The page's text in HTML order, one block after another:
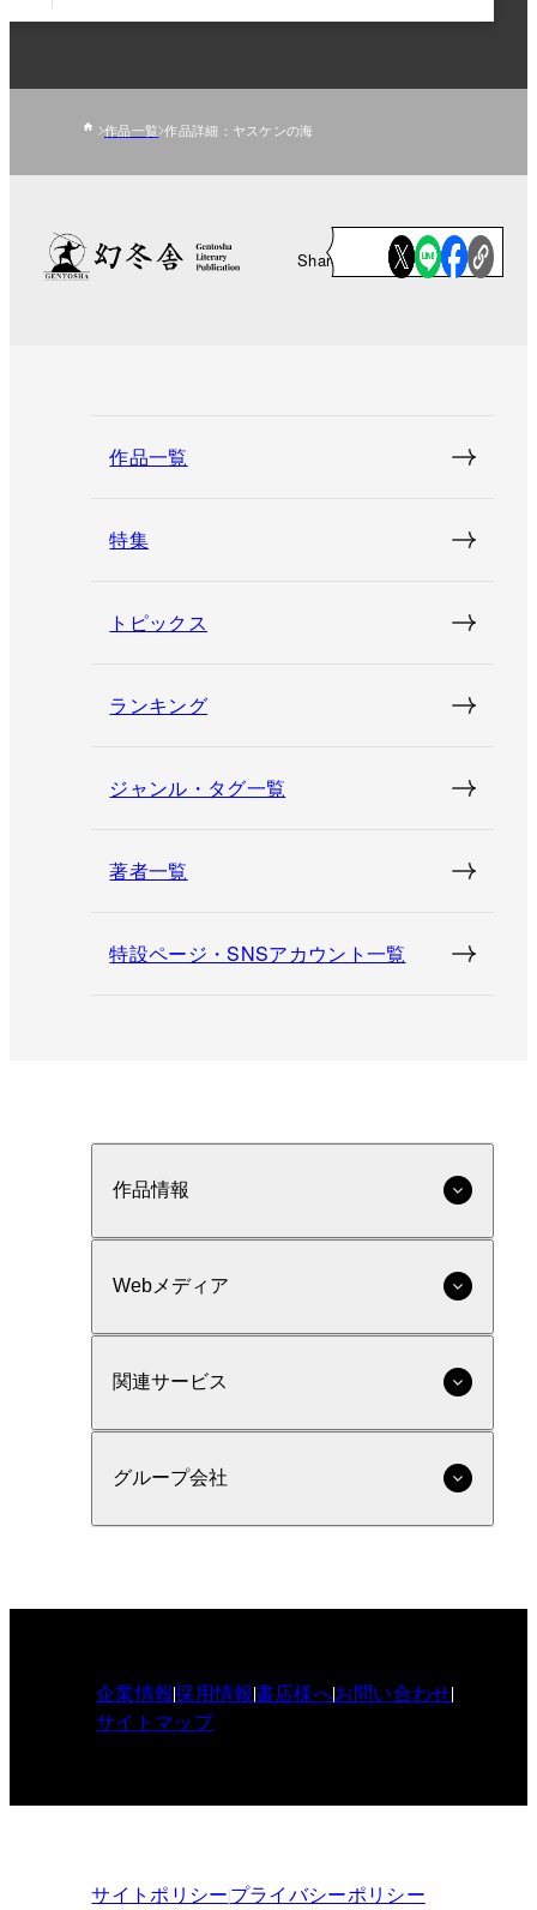
作品一覧 作品詳細：ヤスケンの海
Share
作品一覧
特集
トピックス
ランキング
ジャンル・タグ一覧
著者一覧
特設ページ・SNSアカウント一覧
作品情報
Webメディア
関連サービス
グループ会社
企業情報採用情報書店様へお問い合わせ
サイトマップ
サイトポリシープライバシーポリシー